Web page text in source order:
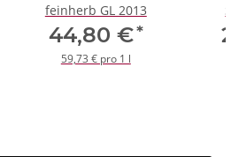
feinherb GL 2013
44,80 €*
59,73 € pro 1 l